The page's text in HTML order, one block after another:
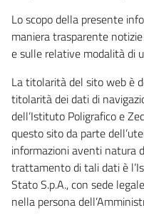
Lo scopo della presente
maniera trasparente
e sulle relative modalità di
La titolarità del sito web è
titolarità dei dati di
dell’Istituto Poligrafico e
questo sito da parte
informazioni aventi natura
trattamento di tali dati è
Stato S.p.A., con sede
nella persona